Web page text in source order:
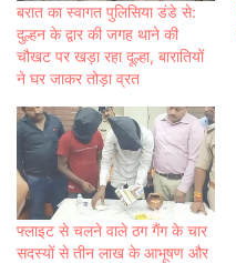
बरात का स्वागत पुलिसिया डंडे से:
दुल्हन के द्वार की जगह थाने की
चौखट पर खड़ा रहा दूल्हा, बारातियों
ने घर जाकर तोड़ा व्रत
फ्लाइट से चलने वाले ठग गैंग के चार
सदस्यों से तीन लाख के आभूषण और